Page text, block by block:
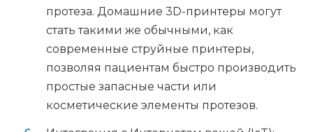
протеза. Домашние 3D-принтеры могут
стать такими же обычными, как
современные струйные принтеры,
позволяя пациентам быстро производить
простые запасные части или
косметические элементы протезов.